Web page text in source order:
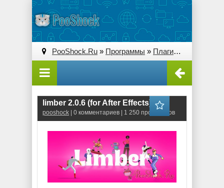
PooShock.Ru » Программы » Плагины (Plug-ins)
limber 2.0.6 (for After Effects)
pooshock | 0 комментариев | 1 250 просмотров